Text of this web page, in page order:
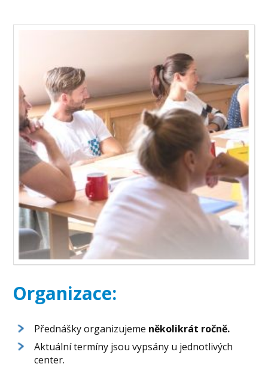
Organizace:
Přednášky organizujeme několikrát ročně.
Aktuální termíny jsou vypsány u jednotlivých
center.